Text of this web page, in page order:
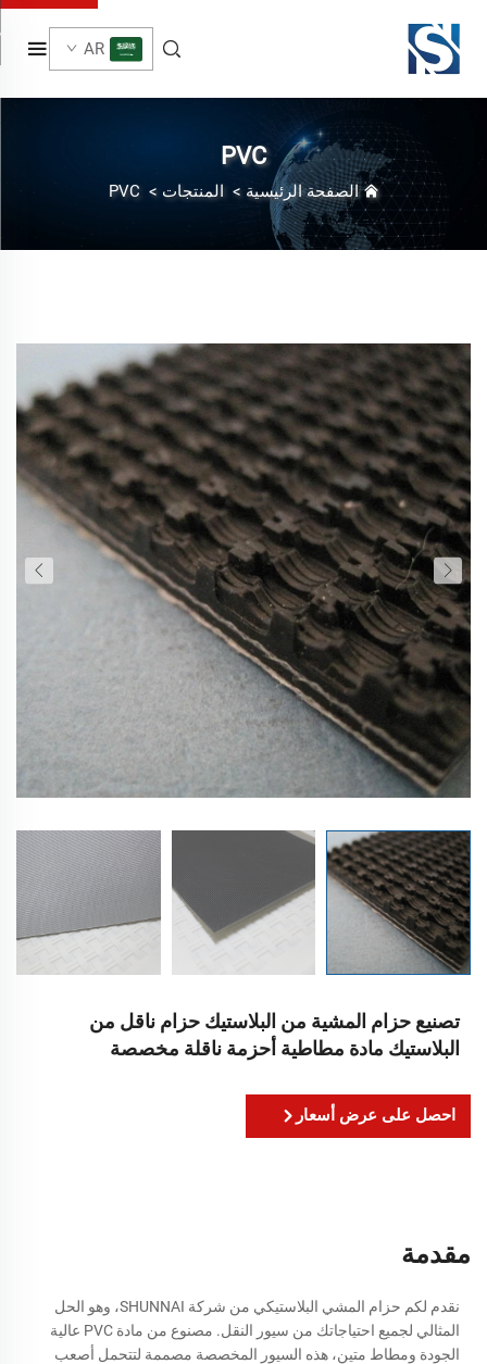
AR
PVC
الصفحة الرئيسية > المنتجات >
PVC
تصنيع حزام المشية من البلاستيك حزام ناقل من
البلاستيك مادة مطاطية أحزمة ناقلة مخصصة
احصل على عرض أسعار
مقدمة
نقدم لكم حزام المشي البلاستيكي من شركة SHUNNAI، وهو الحل
المثالي لجميع احتياجاتك من سيور النقل. مصنوع من مادة PVC عالية
الجودة ومطاط متين، هذه السيور المخصصة مصممة لتتحمل أصعب